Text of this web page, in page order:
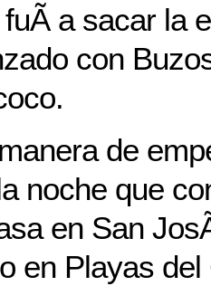
a sacar la
con
de
noche que
en San
en Playas